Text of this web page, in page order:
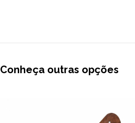
Conheça outras opções